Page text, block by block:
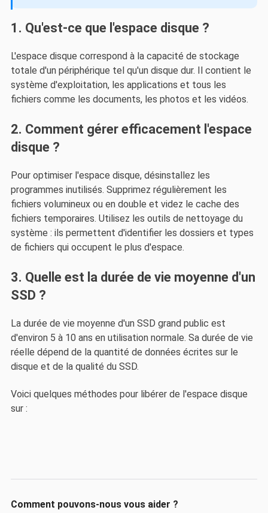
1. Qu'est-ce que l'espace disque ?
L'espace disque correspond à la capacité de stockage
totale d'un périphérique tel qu'un disque dur. Il contient le
système d'exploitation, les applications et tous les
fichiers comme les documents, les photos et les vidéos.
2. Comment gérer efficacement l'espace
disque ?
Pour optimiser l'espace disque, désinstallez les
programmes inutilisés. Supprimez régulièrement les
fichiers volumineux ou en double et videz le cache des
fichiers temporaires. Utilisez les outils de nettoyage du
système : ils permettent d'identifier les dossiers et types
de fichiers qui occupent le plus d'espace.
3. Quelle est la durée de vie moyenne d'un
SSD ?
La durée de vie moyenne d'un SSD grand public est
d'environ 5 à 10 ans en utilisation normale. Sa durée de vie
réelle dépend de la quantité de données écrites sur le
disque et de la qualité du SSD.
Voici quelques méthodes pour libérer de l'espace disque
sur :
Comment pouvons-nous vous aider ?